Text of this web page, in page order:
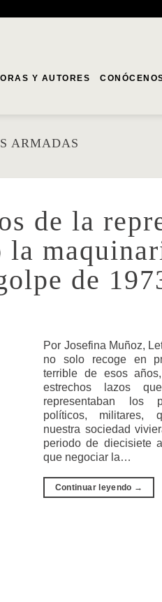
Y AUTORES
ARMADAS
de la
la
de
Por Josefina Muñoz,
no solo recoge en
terrible de esos
estrechos lazos
representaban los
políticos, militares,
nuestra sociedad
periodo de diecisiete
que negociar la…
Continuar leyendo →